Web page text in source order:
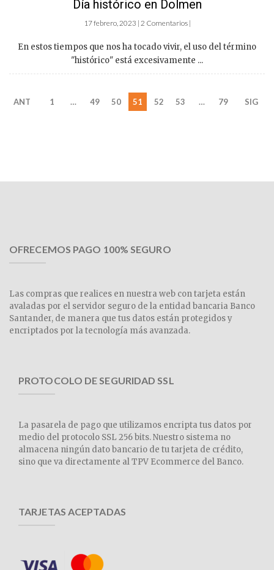
Día histórico en Dolmen
17 febrero, 2023 | 2 Comentarios |
En estos tiempos que nos ha tocado vivir, el uso del término
"histórico" está excesivamente ...
ANT 1 … 49 50 51 52 53 … 79 SIG
OFRECEMOS PAGO 100% SEGURO
Las compras que realices en nuestra web con tarjeta están
avaladas por el servidor seguro de la entidad bancaria Banco
Santander, de manera que tus datos están protegidos y
encriptados por la tecnología más avanzada.
PROTOCOLO DE SEGURIDAD SSL
La pasarela de pago que utilizamos encripta tus datos por
medio del protocolo SSL 256 bits. Nuestro sistema no
almacena ningún dato bancario de tu tarjeta de crédito,
sino que va directamente al TPV Ecommerce del Banco.
TARJETAS ACEPTADAS